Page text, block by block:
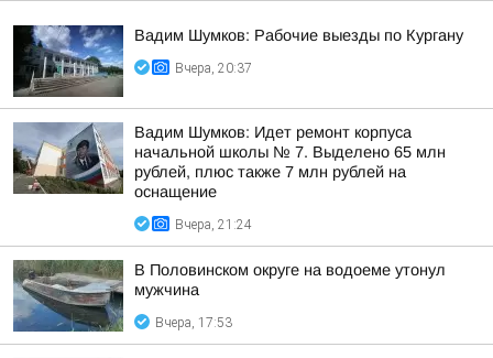
Вадим Шумков: Рабочие выезды по Кургану
Вчера, 20:37
Вадим Шумков: Идет ремонт корпуса
начальной школы № 7. Выделено 65 млн
рублей, плюс также 7 млн рублей на
оснащение
Вчера, 21:24
В Половинском округе на водоеме утонул
мужчина
Вчера, 17:53